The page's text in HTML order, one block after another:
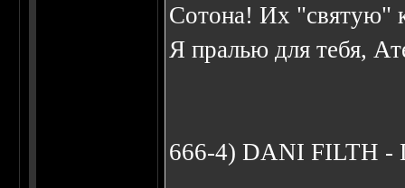
Сотона! Их "святую"
Я пралью для тебя,
666-4) DANI FILTH